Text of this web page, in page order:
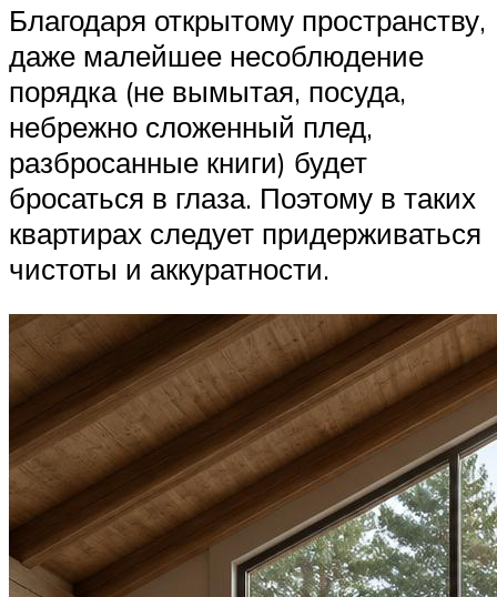
Благодаря открытому пространству,
даже малейшее несоблюдение
порядка (не вымытая, посуда,
небрежно сложенный плед,
разбросанные книги) будет
бросаться в глаза. Поэтому в таких
квартирах следует придерживаться
чистоты и аккуратности.